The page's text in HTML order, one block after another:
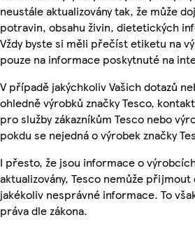
neustále aktualizovány tak, že může
potravin, obsahu živin, dietetických
Vždy byste si měli přečíst etiketu na
pouze na informace poskytnuté na
V případě jakýchkoliv Vašich dotazů
ohledně výrobků značky Tesco,
pro služby zákazníkům Tesco nebo
pokdu se nejedná o výrobek značky
I přesto, že jsou informace o
aktualizovány, Tesco nemůže
jakékoliv nesprávné informace. To
práva dle zákona.